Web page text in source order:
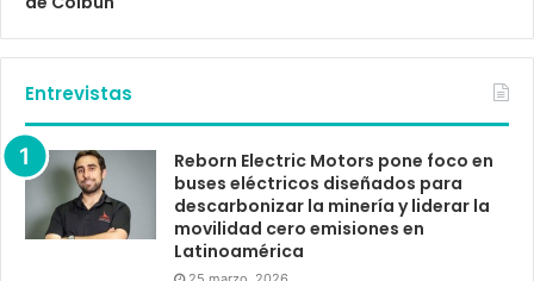
Entrevistas
Reborn Electric Motors pone foco en
buses eléctricos diseñados para
descarbonizar la minería y liderar la
movilidad cero emisiones en
Latinoamérica